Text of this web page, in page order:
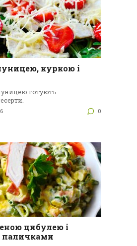
куркою і
готують
6 0
цибулею і
паличками